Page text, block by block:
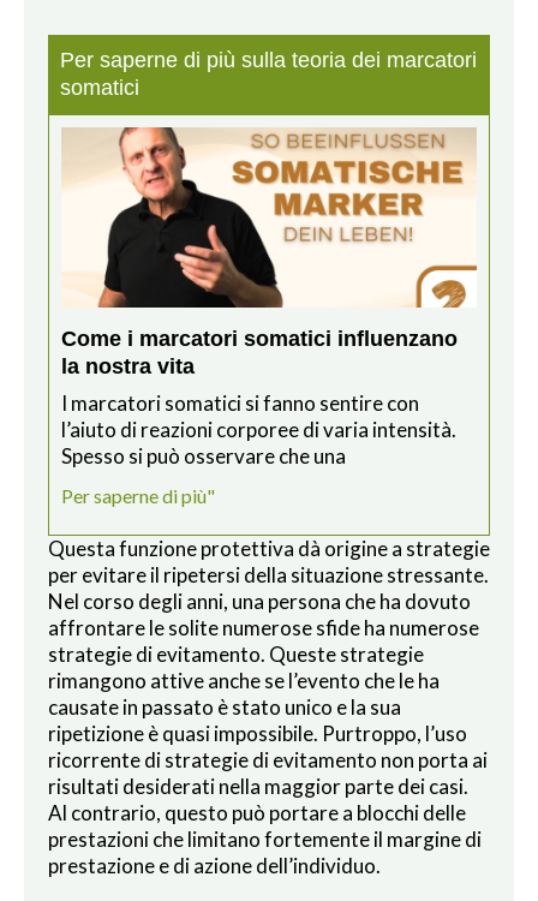
Per saperne di più sulla teoria dei marcatori
somatici
Come i marcatori somatici influenzano
la nostra vita
I marcatori somatici si fanno sentire con
l’aiuto di reazioni corporee di varia intensità.
Spesso si può osservare che una
Per saperne di più"
Questa funzione protettiva dà origine a strategie
per evitare il ripetersi della situazione stressante.
Nel corso degli anni, una persona che ha dovuto
affrontare le solite numerose sfide ha numerose
strategie di evitamento. Queste strategie
rimangono attive anche se l’evento che le ha
causate in passato è stato unico e la sua
ripetizione è quasi impossibile. Purtroppo, l’uso
ricorrente di strategie di evitamento non porta ai
risultati desiderati nella maggior parte dei casi.
Al contrario, questo può portare a blocchi delle
prestazioni che limitano fortemente il margine di
prestazione e di azione dell’individuo.